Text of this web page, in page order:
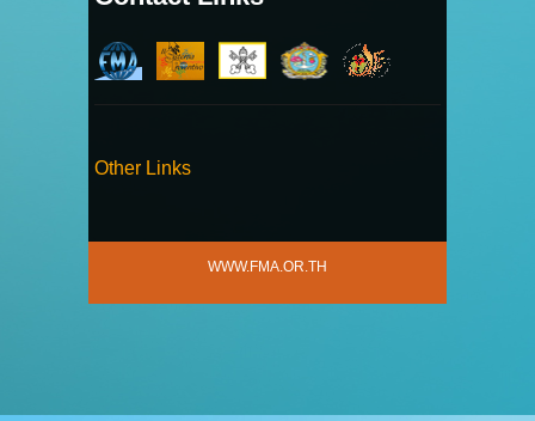
Other Links
WWW.FMA.OR.TH